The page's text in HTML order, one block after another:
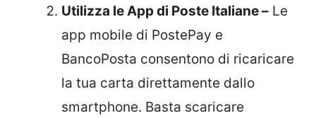
Utilizza le App di Poste Italiane – Le
app mobile di PostePay e
BancoPosta consentono di ricaricare
la tua carta direttamente dallo
smartphone. Basta scaricare